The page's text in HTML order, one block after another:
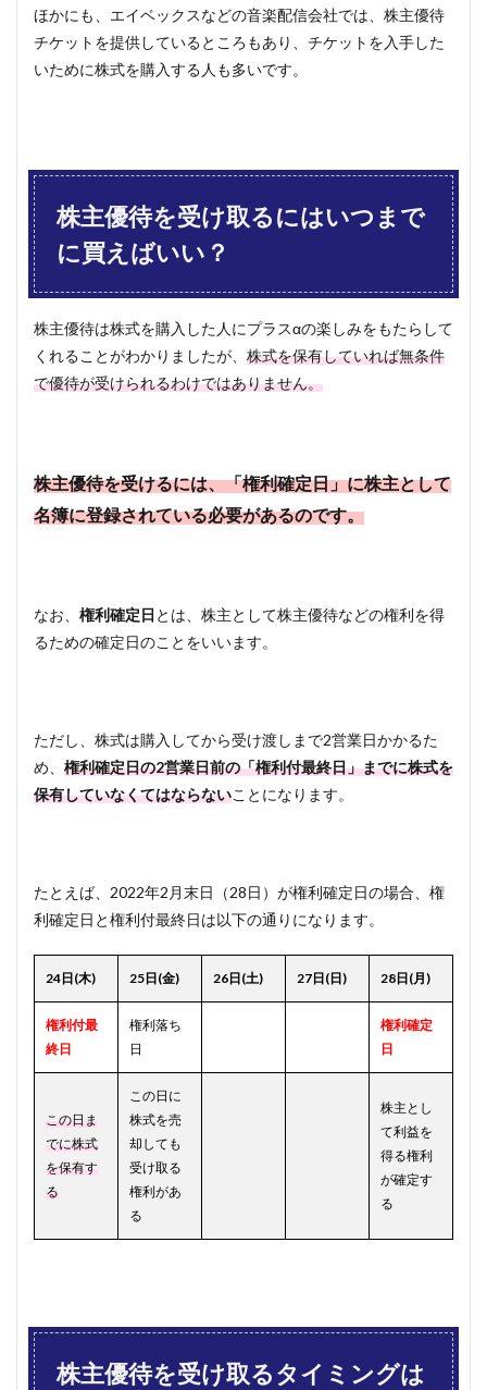
③業
績に
よっ
て内
9
まと
め
ほかにも、エイベックスなどの音楽配信会社では、株主優待
チケットを提供しているところもあり、チケットを入手した
いために株式を購入する人も多いです。
株主優待を受け取るにはいつまで
に買えばいい？
株主優待は株式を購入した人にプラスαの楽しみをもたらして
くれることがわかりましたが、 株式を保有していれば無条件
で優待が受けられるわけではありません。
株主優待を受けるには、「権利確定日」に株主として
名簿に登録されている必要があるのです。
なお、 権利確定日 とは、株主として株主優待などの権利を得
るための確定日のことをいいます。
ただし、株式は購入してから受け渡しまで2営業日かかるた
め、 権利確定日の2営業日前の「権利付最終日」までに株式を
保有していなくてはならないことになります。
たとえば、2022年2月末日（28日）が権利確定日の場合、権
利確定日と権利付最終日は以下の通りになります。
24日(木) 25日(金) 26日(土) 27日(日) 28日(月)
権利付最
終日
権利落ち
日
権利確定
日
この日ま
でに株式
を保有す
る
この日に
株式を売
却しても
受け取る
権利があ
る
株主とし
て利益を
得る権利
が確定す
る
株主優待を受け取るタイミングは